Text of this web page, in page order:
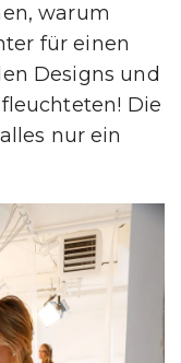
warum
für einen
Designs und
Die
nur ein